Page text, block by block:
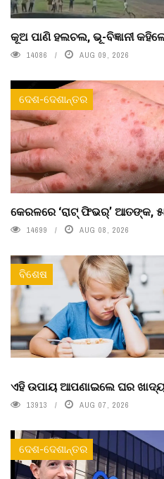
କୂଅ ପାଣି ହଲଚଲ, ଭୂ-ବିଜ୍ଞାନୀ
14086 AUG 09, 2026
ଦେଶ-ଦେଶାନ୍ତର
କେରଳରେ ‘ରାଟ୍ ଫିଭର୍’ ଆତଙ୍କ,
14699 AUG 08, 2026
ବିଶେଷ
ଏହି ଉପାୟ ଆପଣାଇଲେ ଘର ଖାଦ୍ୟ
13913 AUG 07, 2026
ଦେଶ-ଦେଶାନ୍ତର